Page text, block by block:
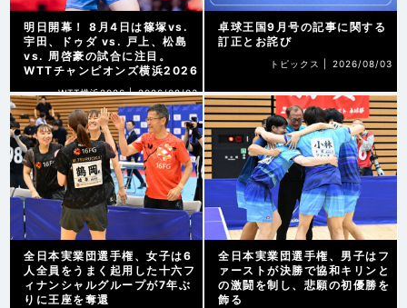
明日開幕！ 8月4日は篠塚vs.
宇田、ドゥダ vs. 戸上、松島
vs. 周啓豪の試合に注目。
WTTチャンピオンズ横浜2026
WTT横浜2026 | 2026/08/03
卓球王国9月号の記事に関する
訂正とお詫び
トピックス | 2026/08/03
全日本実業団選手権、女子は6
人全員をうまく起用した十六フ
ィナンシャルグループが7年ぶ
りに王座を奪還
全日本実業団選手権、男子はフ
ァーストが決勝で協和キリンと
の激闘を制し、悲願の初優勝を
飾る